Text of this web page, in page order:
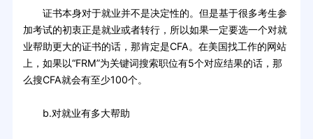
证书本身对于就业并不是决定性的。但是基于很多考生参
加考试的初衷正是就业或者转行，所以如果一定要选一个对就
业帮助更大的证书的话，那肯定是CFA。在美国找工作的网站
上，如果以“FRM”为关键词搜索职位有5个对应结果的话，那
么搜CFA就会有至少100个。
b.对就业有多大帮助